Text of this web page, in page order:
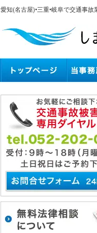
愛知(名古屋)•三重•岐阜で交通事